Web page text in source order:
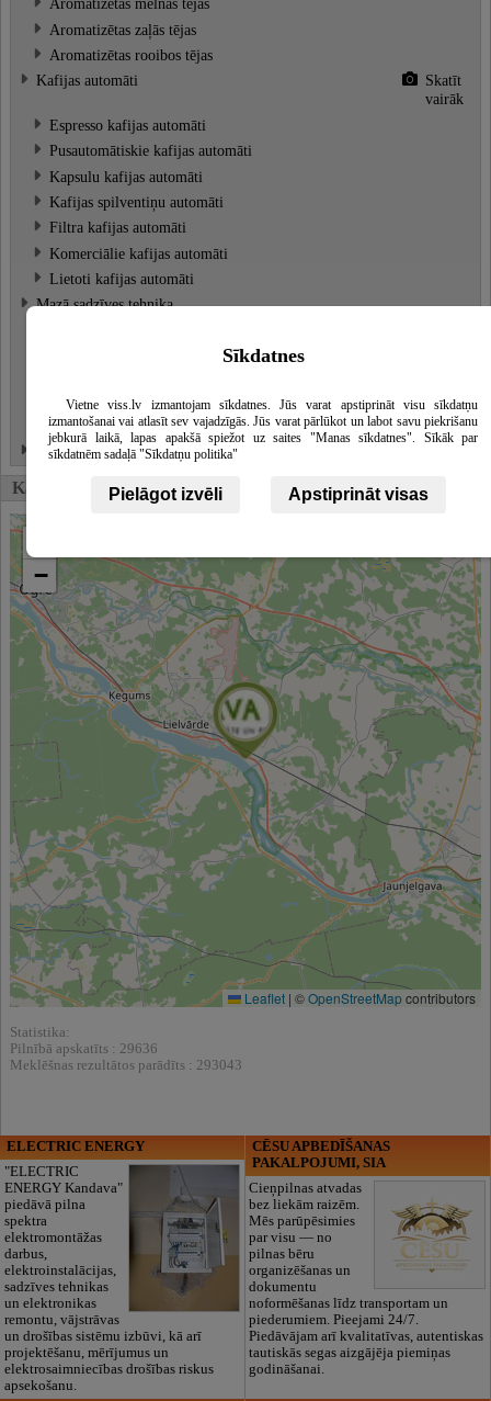
Aromatizētas melnās tējas
Aromatizētas zaļās tējas
Aromatizētas rooibos tējas
Kafijas automāti
Skatīt
vairāk
Espresso kafijas automāti
Pusautomātiskie kafijas automāti
Kapsulu kafijas automāti
Kafijas spilventiņu automāti
Filtra kafijas automāti
Komerciālie kafijas automāti
Lietoti kafijas automāti
Mazā sadzīves tehnika
Piena dzesētāji
Tējkannas
Trauki, virtuves piederumi
Karte
−
Leaflet | ©OpenStreetMapcontributors
Statistika:
Pilnībā apskatīts : 29636
Meklēšnas rezultātos parādīts : 293043
ELECTRIC ENERGY
"ELECTRIC
ENERGY Kandava"
piedāvā pilna
spektra
elektromontāžas
darbus,
elektroinstalācijas,
sadzīves tehnikas
un elektronikas
remontu, vājstrāvas
un drošības sistēmu izbūvi, kā arī
projektēšanu, mērījumus un
elektrosaimniecības drošības riskus
apsekošanu.
CĒSU APBEDĪŠANAS
PAKALPOJUMI, SIA
Cieņpilnas atvadas
bez liekām raizēm.
Mēs parūpēsimies
par visu — no
pilnas bēru
organizēšanas un
dokumentu
noformēšanas līdz transportam un
piederumiem. Pieejami 24/7.
Piedāvājam arī kvalitatīvas, autentiskas
tautiskās segas aizgājēja piemiņas
godināšanai.
Sīkdatnes
Vietne viss.lv izmantojam sīkdatnes. Jūs varat apstiprināt visu sīkdatņu
izmantošanai vai atlasīt sev vajadzīgās. Jūs varat pārlūkot un labot savu piekrišanu
jebkurā laikā, lapas apakšā spiežot uz saites "Manas sīkdatnes". Sīkāk par
sīkdatnēm sadaļā "Sīkdatņu politika"
Pielāgot izvēli Apstiprināt visas